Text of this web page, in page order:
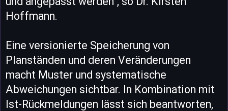
Hoffmann.
Eine versionierte Speicherung von
Planständen und deren Veränderungen
macht Muster und systematische
Abweichungen sichtbar. In Kombination mit
Ist-Rückmeldungen lässt sich beantworten,